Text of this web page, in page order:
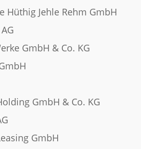
Hüthig Jehle Rehm GmbH
GmbH & Co. KG
GmbH & Co. KG
GmbH